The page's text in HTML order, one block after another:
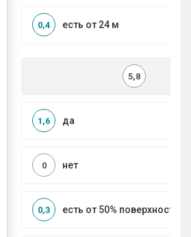
есть от 24 м
0,4
5,8
да
1,6
нет
0
есть от 50% поверхности
0,3